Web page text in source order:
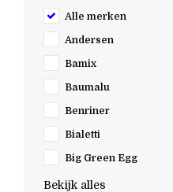
Alle merken
Andersen
Bamix
Baumalu
Benriner
Bialetti
Big Green Egg
Bron Coucke
Bekijk alles